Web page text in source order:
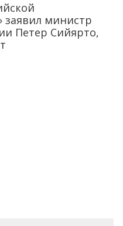
заявил министр
Петер Сийярто,